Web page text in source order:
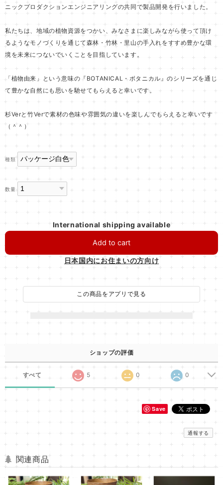
ニックプロダクションエンジニアリングの共同で製品開発を行いました。
私たちは、地域の植物資源をつかい、みなさまに楽しみながら使って頂け
るようなモノづくりを通じて森林・竹林・里山の手入れをすすめ豊かな環
境を未来につないでいくことを目指しています。
「植物由来」という意味の『BOTANICAL・ボタニカル』のシリーズを通じ
て豊かな自然にも思いを馳せてもらえると幸いです。
杉Verと竹Verで素材の色味や雰囲気の違いを楽しんでもらえると幸いです
（＾＾）
種類
数量
International shipping available
Add to cart
日本国内にお住まいの方向け
この商品をアプリで見る
ショップの評価
すべて 5 0 0
Save
通報する
関連商品